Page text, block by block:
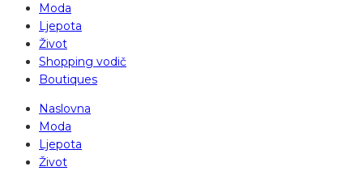
Moda
Ljepota
Život
Shopping vodič
Boutiques
Naslovna
Moda
Ljepota
Život